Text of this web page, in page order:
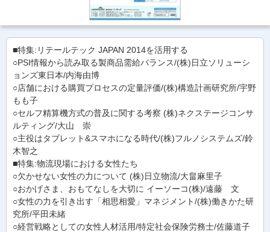
■特集:リテールテック JAPAN 2014を活用する
○PSI情報から読み取る製商品需給バランス/(株)日立ソリューシ
ョンズ東日本/内海由博
○店舗における購買プロセスの定量評価/(株)構造計画研究所/宇野
もも子
○セルフ精算機方式の普及に関する考察 (株)ネクステージコンサ
ルティング/大山 崇
○主役はタブレット&スマホになる時代/(株)フルノシステムズ/鈴
木智之
■特集:物流現場における女性たち
○欠かせない女性の力について (株)日立物流/大畠麻里子
○おかげさま、おもてなしを大切に イーソーコ(株)/遠藤 文
○女性の力を引き出す「相思相愛」マネジメント/(株)働きかた研
究所/平田未緒
○経営戦略としての女性人材活用/特定社会保険労務士/佐藤道子